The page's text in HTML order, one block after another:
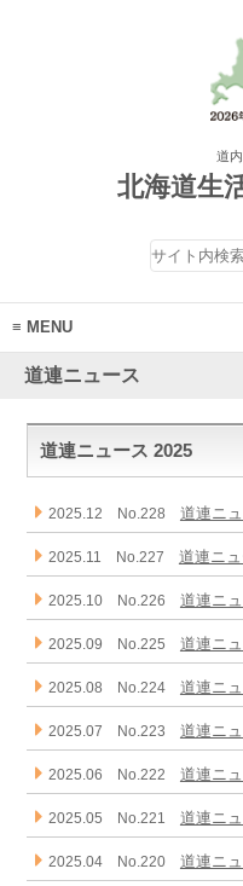
道
北海道生
MENU
道連ニュース
道連ニュース 2025
2025.12 No.228 道連ニ
2025.11 No.227 道連ニ
2025.10 No.226 道連ニ
2025.09 No.225 道連ニ
2025.08 No.224 道連ニ
2025.07 No.223 道連ニ
2025.06 No.222 道連ニ
2025.05 No.221 道連ニ
2025.04 No.220 道連ニ